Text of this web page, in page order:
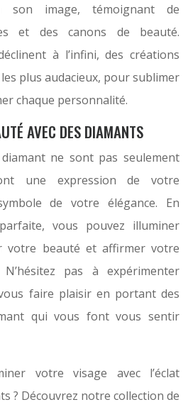
son image, témoignant de
et des canons de beauté.
à l’infini, des créations
plus audacieux, pour sublimer
chaque personnalité.
AVEC DES DIAMANTS
diamant ne sont pas seulement
une expression de votre
de votre élégance. En
vous pouvez illuminer
votre beauté et affirmer votre
pas à expérimenter
faire plaisir en portant des
qui vous font vous sentir
votre visage avec l’éclat
? Découvrez notre collection de